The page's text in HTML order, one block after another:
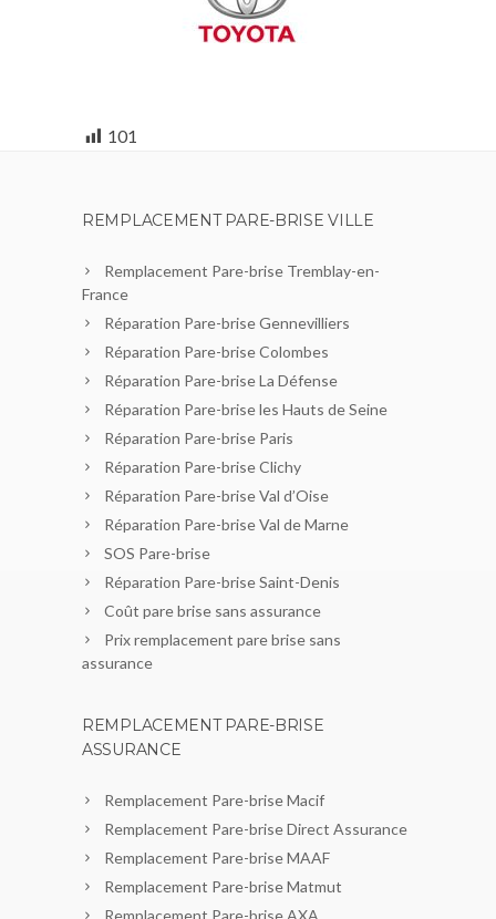
101
REMPLACEMENT PARE-BRISE VILLE
Remplacement Pare-brise Tremblay-en-
France
Réparation Pare-brise Gennevilliers
Réparation Pare-brise Colombes
Réparation Pare-brise La Défense
Réparation Pare-brise les Hauts de Seine
Réparation Pare-brise Paris
Réparation Pare-brise Clichy
Réparation Pare-brise Val d’Oise
Réparation Pare-brise Val de Marne
SOS Pare-brise
Réparation Pare-brise Saint-Denis
Coût pare brise sans assurance
Prix remplacement pare brise sans
assurance
REMPLACEMENT PARE-BRISE
ASSURANCE
Remplacement Pare-brise Macif
Remplacement Pare-brise Direct Assurance
Remplacement Pare-brise MAAF
Remplacement Pare-brise Matmut
Remplacement Pare-brise AXA